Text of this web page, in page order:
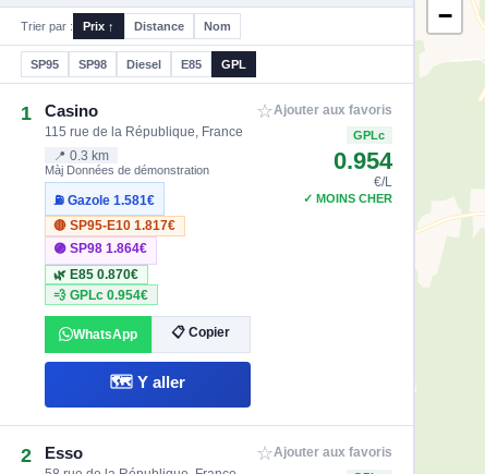
Trier par : Prix ↑ Distance Nom
SP95 SP98 Diesel E85 GPL
1 Casino
115 rue de la République, France
📍 0.3 km
Màj Données de démonstration
⛽ Gazole1.581€
🔴 SP95-E101.817€
🟣 SP981.864€
🌿 E850.870€
💨 GPLc0.954€
WhatsApp 📋 Copier
🗺️ Y aller
☆Ajouter aux favoris
GPLc
0.954
€/L
✓ MOINS CHER
2 Esso ☆Ajouter aux favoris
−